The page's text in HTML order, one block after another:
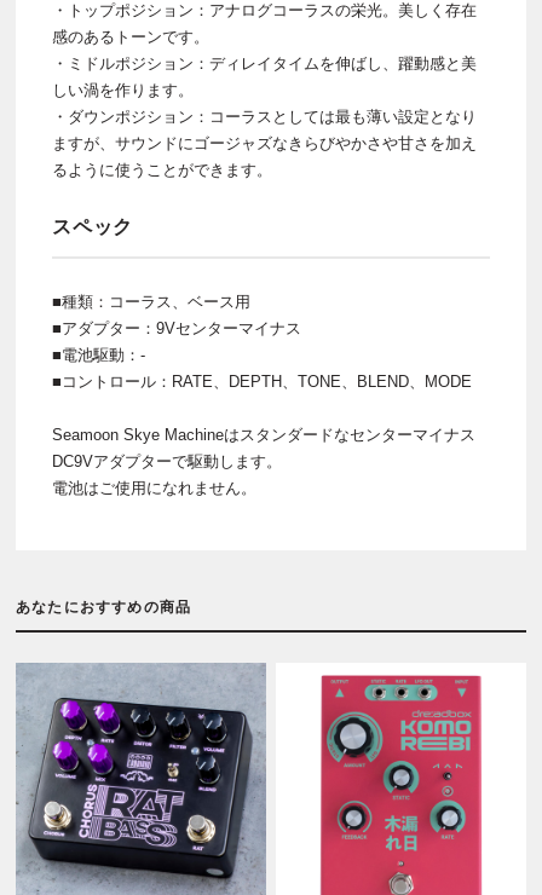
・トップポジション：アナログコーラスの栄光。美しく存在
感のあるトーンです。
・ミドルポジション：ディレイタイムを伸ばし、躍動感と美
しい渦を作ります。
・ダウンポジション：コーラスとしては最も薄い設定となり
ますが、サウンドにゴージャズなきらびやかさや甘さを加え
るように使うことができます。
スペック
■種類：コーラス、ベース用
■アダプター：9Vセンターマイナス
■電池駆動：-
■コントロール：RATE、DEPTH、TONE、BLEND、MODE
Seamoon Skye Machineはスタンダードなセンターマイナス
DC9Vアダプターで駆動します。
電池はご使用になれません。
あなたにおすすめの商品